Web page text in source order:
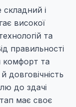
складний і
високої
та
правильності
комфорт та
довговічність
до здачі
має своє